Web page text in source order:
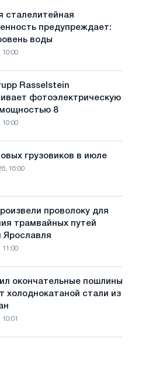
сталелитейная
предупреждает:
воды
10:00
Rasselstein
фотоэлектрическую
8
10:00
грузовиков в июле
16:00
проволоку для
трамвайных путей
Ярославля
11:00
окончательные пошлины
холоднокатаной стали из
10:01